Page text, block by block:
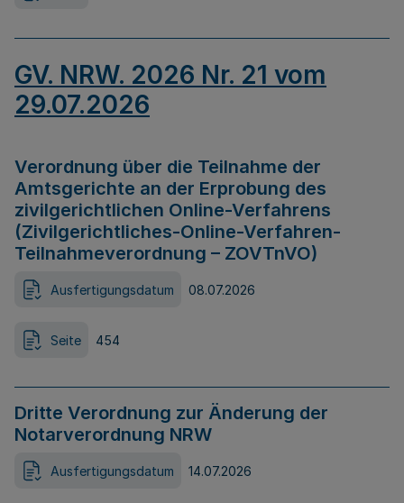
GV. NRW. 2026 Nr. 21 vom
29.07.2026
Verordnung über die Teilnahme der
Amtsgerichte an der Erprobung des
zivilgerichtlichen Online-Verfahrens
(Zivilgerichtliches-Online-Verfahren-
Teilnahmeverordnung – ZOVTnVO)
Ausfertigungsdatum 08.07.2026
Seite 454
Dritte Verordnung zur Änderung der
Notarverordnung NRW
Ausfertigungsdatum 14.07.2026